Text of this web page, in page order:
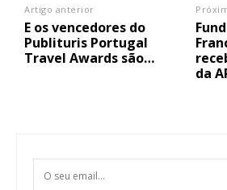
Artigo anterior
E os vencedores do
Publituris Portugal
Travel Awards são…
da